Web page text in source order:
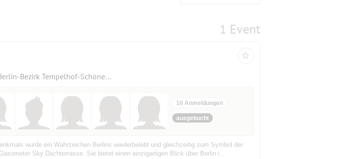
1 Event
EUREF-Campus, 10829 Berlin-Bezirk Tempelhof-Schöneberg, Deutschland
10 Anmeldungen
ausgebucht
wurde ein Wahrzeichen Berlins wiederbelebt und gleichzeitig zum Symbol der
Sky Dachterrasse. Sie bietet einen einzigartigen Blick über Berlin i...